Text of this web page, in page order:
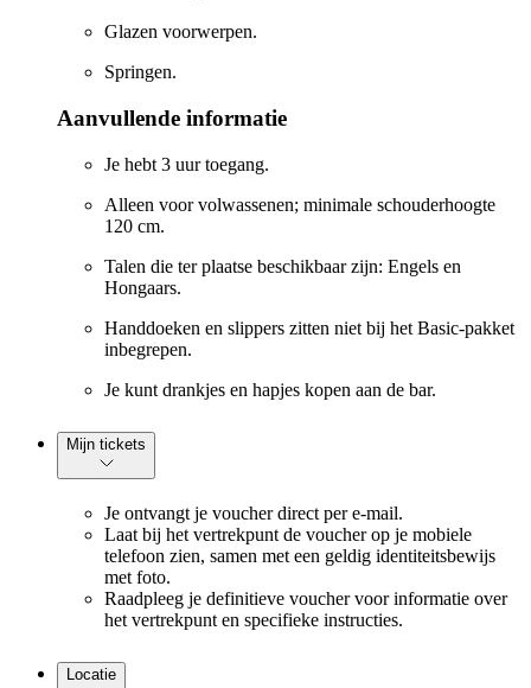
Glazen voorwerpen.
Springen.
Aanvullende informatie
Je hebt 3 uur toegang.
Alleen voor volwassenen; minimale schouderhoogte
120 cm.
Talen die ter plaatse beschikbaar zijn: Engels en
Hongaars.
Handdoeken en slippers zitten niet bij het Basic-pakket
inbegrepen.
Je kunt drankjes en hapjes kopen aan de bar.
Mijn tickets
Je ontvangt je voucher direct per e-mail.
Laat bij het vertrekpunt de voucher op je mobiele
telefoon zien, samen met een geldig identiteitsbewijs
met foto.
Raadpleeg je definitieve voucher voor informatie over
het vertrekpunt en specifieke instructies.
Locatie